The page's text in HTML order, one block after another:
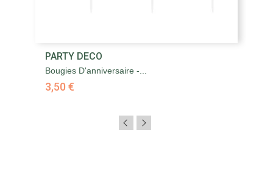
PARTY DECO
Bougies D'anniversaire -...
3,50 €